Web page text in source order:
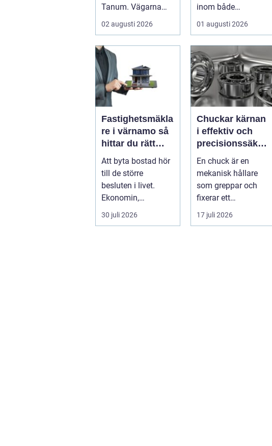
Tanum. Vägarna
blir smalare,
parkeringar ...
02 augusti 2026
inom både
byggnads- och
infra...
01 augusti 2026
Fastighetsmäkla
re i värnamo så
hittar du rätt
partner för din
bostadsaffär
Att byta bostad hör
till de större
besluten i livet.
Ekonomin,
känslorna och
vardagen vävs ihop
30 juli 2026
Chuckar kärnan
i effektiv och
precisionssäker
uppspänning
En chuck är en
mekanisk hållare
som greppar och
fixerar ett
arbetsstycke eller
ett verktyg, oftast i...
17 juli 2026